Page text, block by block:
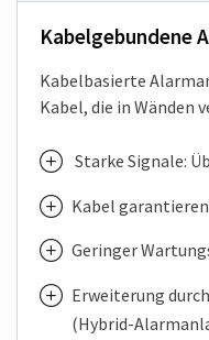
Kabelgebundene
Kabelbasierte
Kabel, die in Wänden
Starke Signale:
Kabel
Geringer
Erweiterung
(Hybrid-